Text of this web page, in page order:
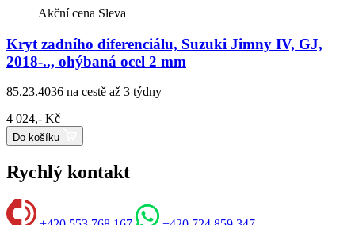
Akční cena Sleva
Kryt zadního diferenciálu, Suzuki Jimny IV, GJ,
2018-.., ohýbaná ocel 2 mm
85.23.4036 na cestě až 3 týdny
4 024,- Kč
Do košíku
Rychlý kontakt